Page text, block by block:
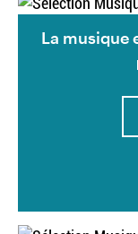
La musique